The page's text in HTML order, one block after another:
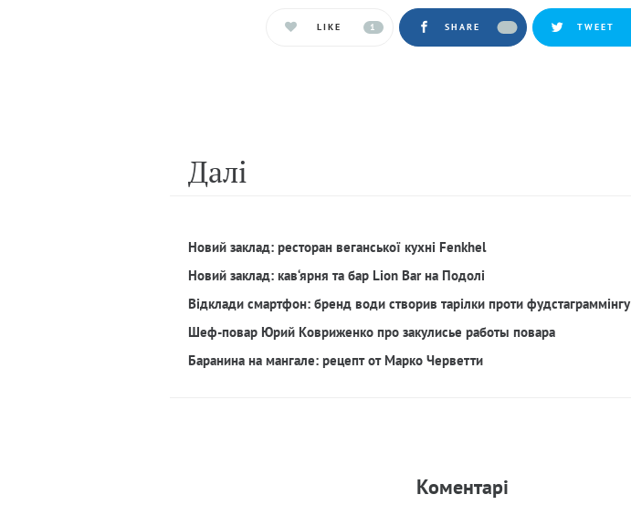
LIKE 1 SHARE TWEET
Далi
Новий заклад: ресторан веганської кухні Fenkhel
Новий заклад: кав‘ярня та бар Lion Bar на Подолі
Відклади смартфон: бренд води створив тарілки проти фудстаграммінгу
Шеф-повар Юрий Ковриженко про закулисье работы повара
Баранина на мангале: рецепт от Марко Черветти
Коментарi